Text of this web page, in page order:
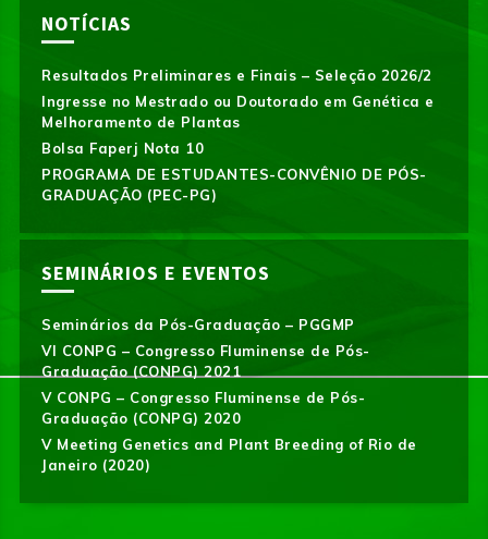
NOTÍCIAS
Resultados Preliminares e Finais – Seleção 2026/2
Ingresse no Mestrado ou Doutorado em Genética e
Melhoramento de Plantas
Bolsa Faperj Nota 10
PROGRAMA DE ESTUDANTES-CONVÊNIO DE PÓS-
GRADUAÇÃO (PEC-PG)
SEMINÁRIOS E EVENTOS
Seminários da Pós-Graduação – PGGMP
VI CONPG – Congresso Fluminense de Pós-
Graduação (CONPG) 2021
V CONPG – Congresso Fluminense de Pós-
Graduação (CONPG) 2020
V Meeting Genetics and Plant Breeding of Rio de
Janeiro (2020)